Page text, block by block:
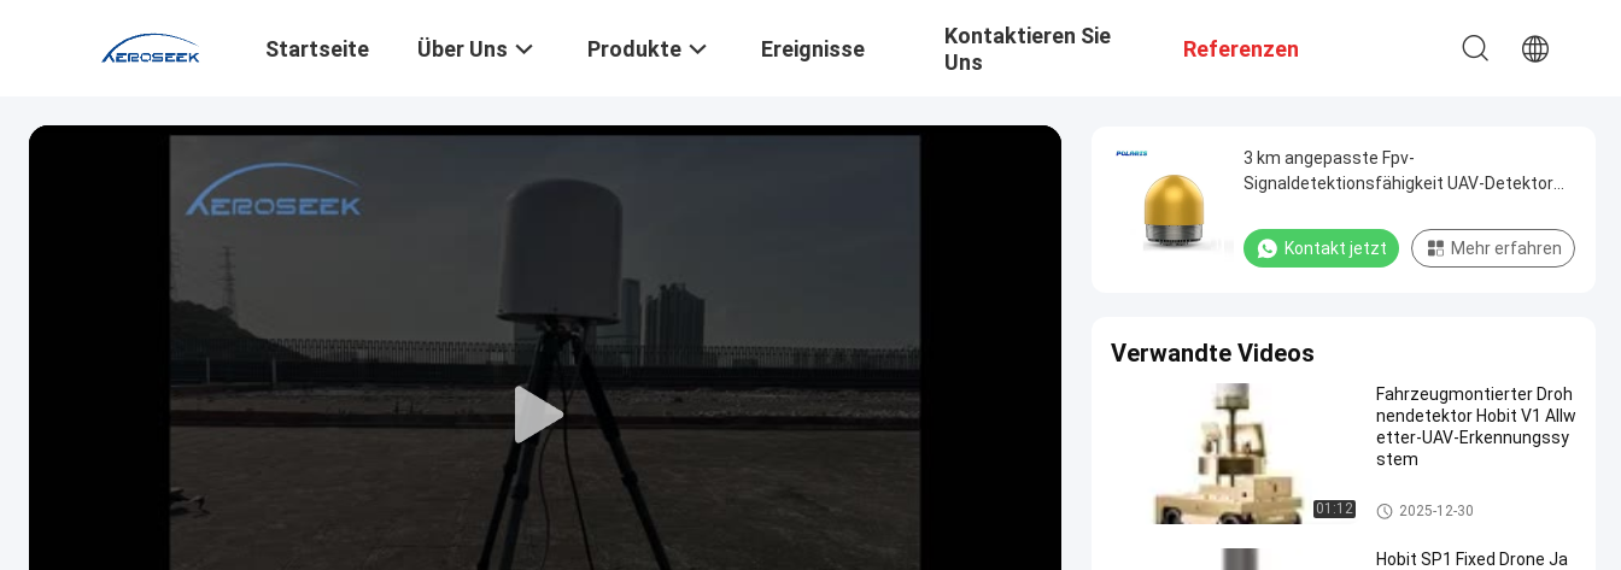
Startseite Über Uns Produkte Ereignisse
Kontaktieren Sie
Uns
Referenzen
3 km angepasste Fpv-
Signaldetektionsfähigkeit UAV-Detektor
Kontakt jetzt Mehr erfahren
Verwandte Videos
01:12
Fahrzeugmontierter Droh
nendetektor Hobit V1 Allw
etter-UAV-Erkennungssy
stem
Fahrzeugmontierter Drohnend
etektor
2025-12-30
Hobit SP1 Fixed Drone Ja